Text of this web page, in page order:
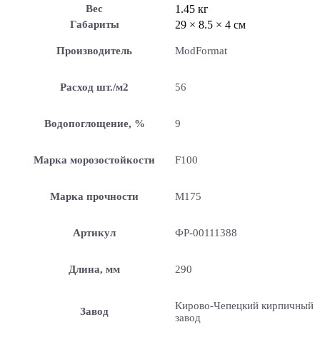
Вес 1.45 кг
Габариты 29 × 8.5 × 4 см
Производитель ModFormat
Расход шт./м2 56
Водопоглощение, % 9
Марка морозостойкости F100
Марка прочности М175
Артикул ФР-00111388
Длина, мм 290
Завод
Кирово-Чепецкий кирпичный
завод